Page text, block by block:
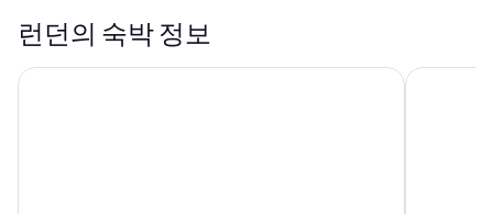
런던의 숙박 정보
메이슨 & 피프스 - 웨스트본 파크 아더완더